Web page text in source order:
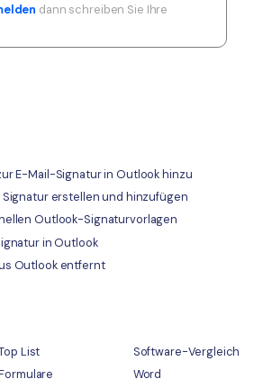
dann schreiben Sie Ihre
E-Mail-Signatur in Outlook hinzu
Signatur erstellen und hinzufügen
Outlook-Signaturvorlagen
in Outlook
Outlook entfernt
List
Software-Vergleich
Word